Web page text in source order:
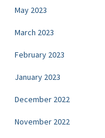
May 2023
March 2023
February 2023
January 2023
December 2022
November 2022